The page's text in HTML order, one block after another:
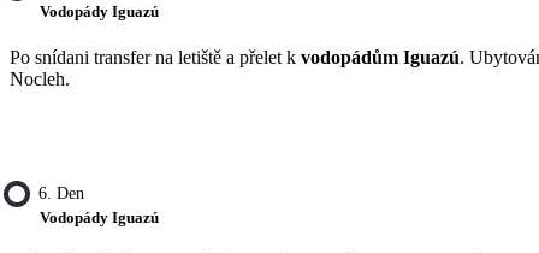
Vodopády Iguazú
Po snídani transfer na letiště a přelet k vodopádům Iguazú.
Nocleh.
6. Den
Vodopády Iguazú